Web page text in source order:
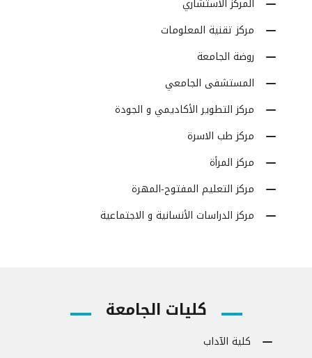
المركز الاستشاري
مركز تقنية المعلومات
روضة الجامعة
المستشفى الجامعي
مركز التطوير الأكاديمي و الجودة
مركز طب الاسرة
مركز المرأة
مركز التعليم المفتوح-المهرة
مركز الدراسات الأنسانية و الاجتماعية
كليات الجامعة
كلية الآداب